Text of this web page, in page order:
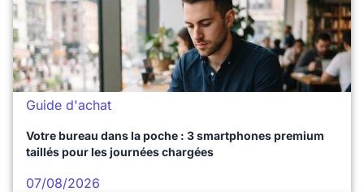
Guide d'achat
Votre bureau dans la poche : 3 smartphones premium
taillés pour les journées chargées
07/08/2026